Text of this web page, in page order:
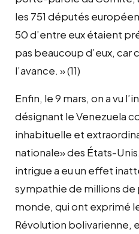
les 751 députés
50 d’entre eux étaient
pas beaucoup d’eux, car
l’avance. » (11)
Enfin, le 9 mars, on a vu
désignant le Venezuela
inhabituelle et
nationale» des États-
intrigue a eu un effet
sympathie de millions de
monde, qui ont exprimé
Révolution bolivarienne,